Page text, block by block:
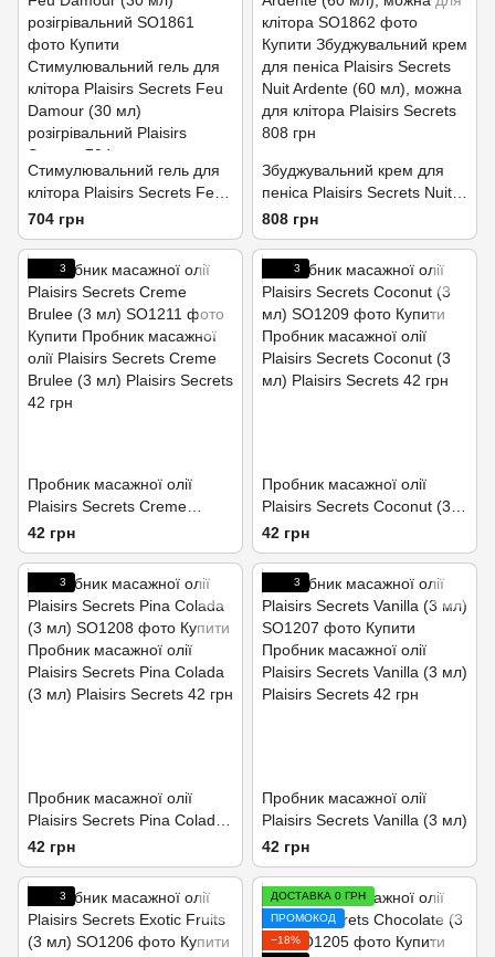
Стимулювальний гель для
клітора Plaisirs Secrets Feu
Damour (30 мл)
розігрівальний
704 грн
Збуджувальний крем для
пеніса Plaisirs Secrets Nuit
Ardente (60 мл), можна для
клітора
808 грн
3
Пробник масажної олії
Plaisirs Secrets Creme
Brulee (3 мл)
42 грн
3
Пробник масажної олії
Plaisirs Secrets Coconut (3
мл)
42 грн
3
Пробник масажної олії
Plaisirs Secrets Pina Colada
(3 мл)
42 грн
3
Пробник масажної олії
Plaisirs Secrets Vanilla (3 мл)
42 грн
3
ДОСТАВКА 0 ГРН
ПРОМОКОД
−18%